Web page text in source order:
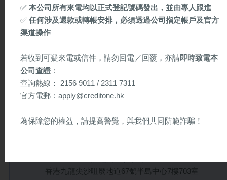
貸款熱線
2311 7311
網上申請
www.creditone.hk
客戶服務電郵
info@creditone.hk
傳真
5444 8844
香港九龍尖沙咀麼地道67號半島中心7樓703室
✅ 本公司所有來電均以正式登記號碼發出，並由專人跟進
✅ 任何涉及還款或轉帳安排，必須透過公司指定帳戶及官方
渠道操作
若收到可疑來電或信件，請勿回電／回覆，亦請即時致電本
公司查證 ：
查詢熱線： 2156 9011 / 2311 7311
官方電郵：apply@creditone.hk
為保障您的權益，請提高警覺，與我們共同防範詐騙！